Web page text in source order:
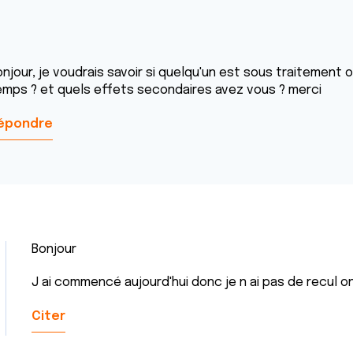
je voudrais savoir si quelqu'un est sous traitement
? et quels effets secondaires avez vous ? merci
Bonjour
J ai commencé aujourd'hui donc je n ai pas de recul
Citer